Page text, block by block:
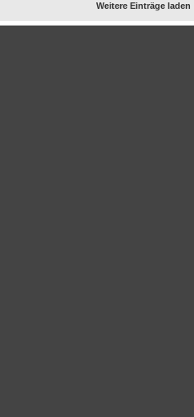
Weitere Einträge laden